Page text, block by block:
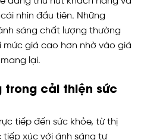
nhìn đầu tiên. Những
sáng chất lượng thường
giá cao hơn nhờ vào giá
lại.
trong cải thiện sức
tiếp đến sức khỏe, từ thị
tiếp xúc với ánh sáng tự